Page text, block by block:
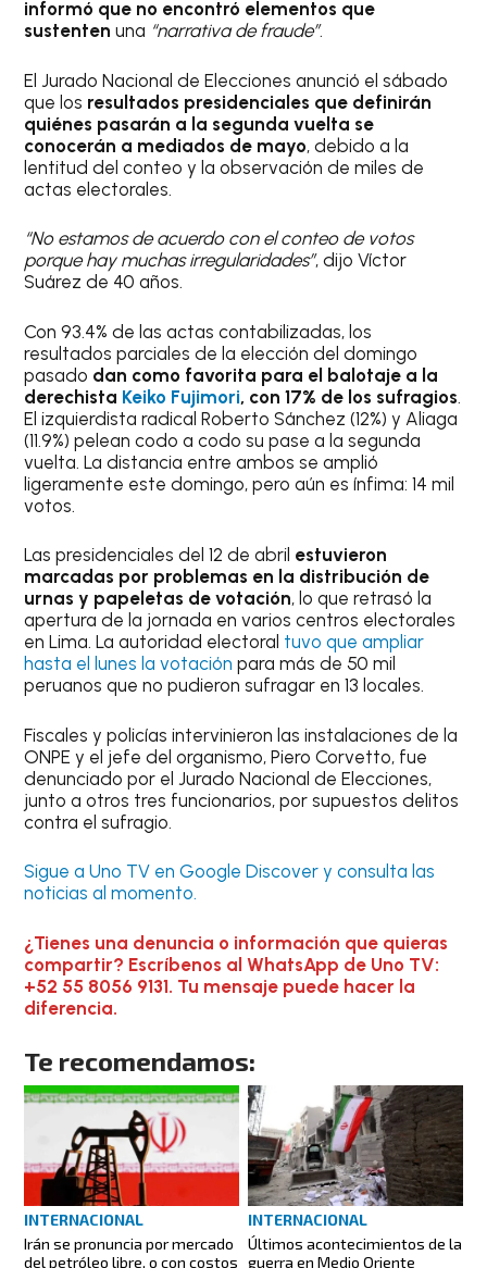
informó que no encontró elementos que
sustenten una “narrativa de fraude”.
El Jurado Nacional de Elecciones anunció el sábado
que los resultados presidenciales que definirán
quiénes pasarán a la segunda vuelta se
conocerán a mediados de mayo, debido a la
lentitud del conteo y la observación de miles de
actas electorales.
“No estamos de acuerdo con el conteo de votos
porque hay muchas irregularidades”, dijo Víctor
Suárez de 40 años.
Con 93.4% de las actas contabilizadas, los
resultados parciales de la elección del domingo
pasado dan como favorita para el balotaje a la
derechista Keiko Fujimori, con 17% de los sufragios.
El izquierdista radical Roberto Sánchez (12%) y Aliaga
(11.9%) pelean codo a codo su pase a la segunda
vuelta. La distancia entre ambos se amplió
ligeramente este domingo, pero aún es ínfima: 14 mil
votos.
Las presidenciales del 12 de abril estuvieron
marcadas por problemas en la distribución de
urnas y papeletas de votación, lo que retrasó la
apertura de la jornada en varios centros electorales
en Lima. La autoridad electoral tuvo que ampliar
hasta el lunes la votación para más de 50 mil
peruanos que no pudieron sufragar en 13 locales.
Fiscales y policías intervinieron las instalaciones de la
ONPE y el jefe del organismo, Piero Corvetto, fue
denunciado por el Jurado Nacional de Elecciones,
junto a otros tres funcionarios, por supuestos delitos
contra el sufragio.
Sigue a Uno TV en Google Discover y consulta las
noticias al momento.
¿Tienes una denuncia o información que quieras
compartir? Escríbenos al WhatsApp de Uno TV:
+52 55 8056 9131. Tu mensaje puede hacer la
diferencia.
Te recomendamos:
INTERNACIONAL
Irán se pronuncia por mercado
del petróleo libre, o con costos
INTERNACIONAL
Últimos acontecimientos de la
guerra en Medio Oriente